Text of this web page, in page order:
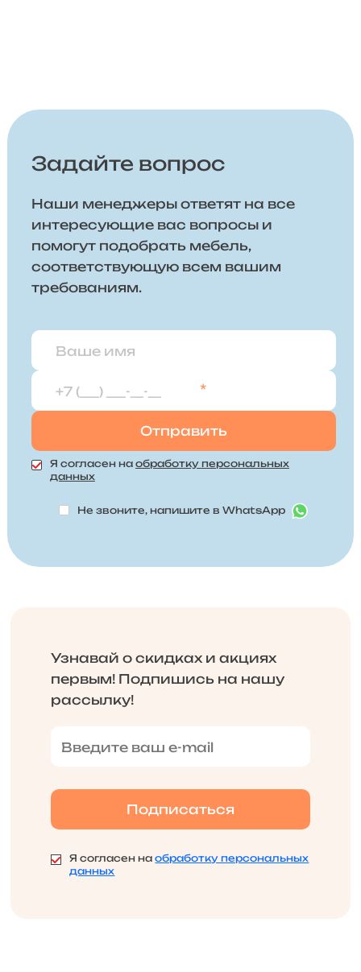
Задайте вопрос
Наши менеджеры ответят на все
интересующие вас вопросы и
помогут подобрать мебель,
соответствующую всем вашим
требованиям.
*
Я согласен на обработку персональных
данных
Не звоните, напишите в WhatsApp
Узнавай о скидках и акциях
первым! Подпишись на нашу
рассылку!
Я согласен наобработку персональных
данных